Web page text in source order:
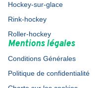
Hockey-sur-glace
Rink-hockey
Roller-hockey
Mentions légales
Conditions Générales
Politique de confidentialité